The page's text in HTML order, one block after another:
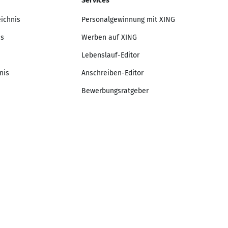
Personalgewinnung mit XING
Werben auf XING
Lebenslauf-Editor
Anschreiben-Editor
Bewerbungsratgeber